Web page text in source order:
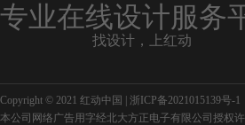
专业在线设计服务
找设计，上红动
Copyright © 2021 红动中国 | 浙ICP备2021015139号-1
本公司网络广告用字经北大方正电子有限公司授